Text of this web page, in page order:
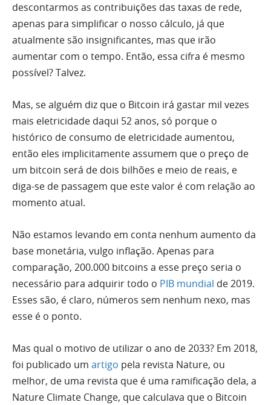
descontarmos as contribuições das taxas de rede,
apenas para simplificar o nosso cálculo, já que
atualmente são insignificantes, mas que irão
aumentar com o tempo. Então, essa cifra é mesmo
possível? Talvez.
Mas, se alguém diz que o Bitcoin irá gastar mil vezes
mais eletricidade daqui 52 anos, só porque o
histórico de consumo de eletricidade aumentou,
então eles implicitamente assumem que o preço de
um bitcoin será de dois bilhões e meio de reais, e
diga-se de passagem que este valor é com relação ao
momento atual.
Não estamos levando em conta nenhum aumento da
base monetária, vulgo inflação. Apenas para
comparação, 200.000 bitcoins a esse preço seria o
necessário para adquirir todo o PIB mundial de 2019.
Esses são, é claro, números sem nenhum nexo, mas
esse é o ponto.
Mas qual o motivo de utilizar o ano de 2033? Em 2018,
foi publicado um artigo pela revista Nature, ou
melhor, de uma revista que é uma ramificação dela, a
Nature Climate Change, que calculava que o Bitcoin